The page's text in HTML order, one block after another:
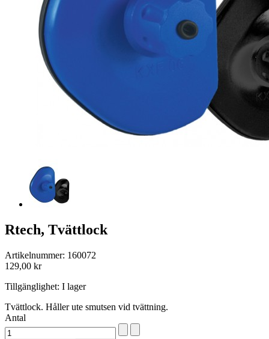
Rtech, Tvättlock
Artikelnummer: 160072
129,00 kr
Tillgänglighet: I lager
Tvättlock. Håller ute smutsen vid tvättning.
Antal